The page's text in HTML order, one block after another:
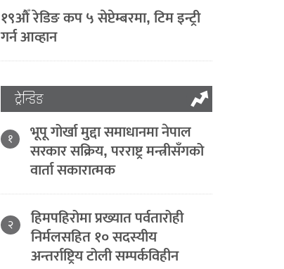
१९औँ रेडिङ कप ५ सेप्टेम्बरमा, टिम इन्ट्री
गर्न आव्हान
ट्रेन्डिङ
१ भूपू गोर्खा मुद्दा समाधानमा नेपाल
सरकार सक्रिय, परराष्ट्र मन्त्रीसँगको
वार्ता सकारात्मक
२ हिमपहिरोमा प्रख्यात पर्वतारोही
निर्मलसहित १० सदस्यीय
अन्तर्राष्ट्रिय टोली सम्पर्कविहीन